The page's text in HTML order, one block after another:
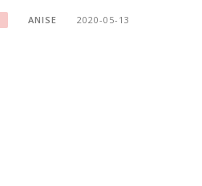
ANISE 2020-05-13